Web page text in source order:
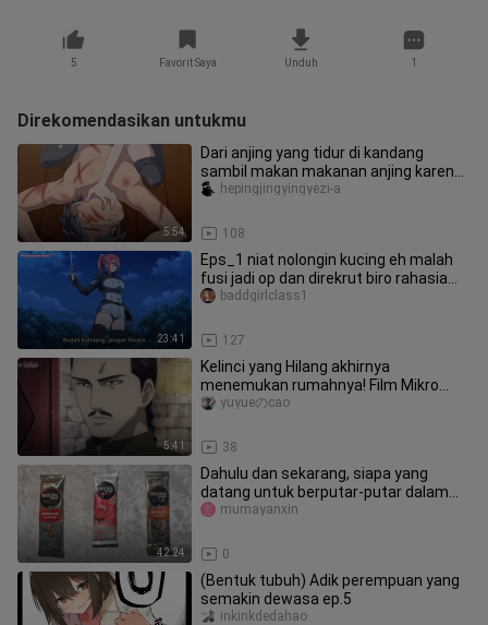
5 Favorit Saya Unduh 1
Direkomendasikan untukmu
5:54
Dari anjing yang tidur di kandang
sambil makan makanan anjing karena
dirantai, hingga akhirnya diman
108
hepingjingyingyezi-a
23:41
Eps_1 niat nolongin kucing eh malah
fusi jadi op dan direkrut biro rahasia
pemba
127
baddgirlclass1
5:41
Kelinci yang Hilang akhirnya
menemukan rumahnya! Film Mikro
Gintama - "Kelinci Malam"
38
yuyueのcao
42:24
Dahulu dan sekarang, siapa yang
datang untuk berputar-putar dalam
samsara demi kamu (waktu/mengapa
0
mumayanxin
(Bentuk tubuh) Adik perempuan yang
semakin dewasa ep.5
inkinkdedahao